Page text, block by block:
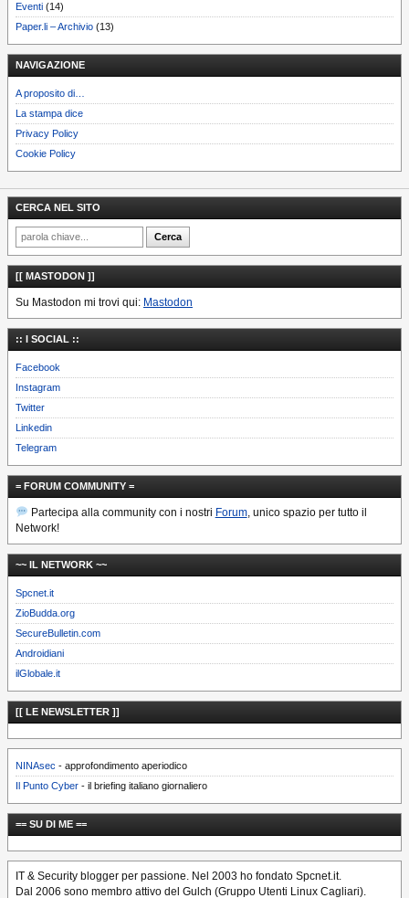
Eventi (14)
Paper.li – Archivio (13)
NAVIGAZIONE
A proposito di…
La stampa dice
Privacy Policy
Cookie Policy
CERCA NEL SITO
[[ MASTODON ]]
Su Mastodon mi trovi qui: Mastodon
:: I SOCIAL ::
Facebook
Instagram
Twitter
Linkedin
Telegram
= FORUM COMMUNITY =
Partecipa alla community con i nostri Forum, unico spazio per tutto il
Network!
~~ IL NETWORK ~~
Spcnet.it
ZioBudda.org
SecureBulletin.com
Androidiani
ilGlobale.it
[[ LE NEWSLETTER ]]
NINAsec - approfondimento aperiodico
Il Punto Cyber - il briefing italiano giornaliero
== SU DI ME ==
IT & Security blogger per passione. Nel 2003 ho fondato Spcnet.it.
Dal 2006 sono membro attivo del Gulch (Gruppo Utenti Linux Cagliari).